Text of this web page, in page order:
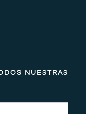
NUESTRAS